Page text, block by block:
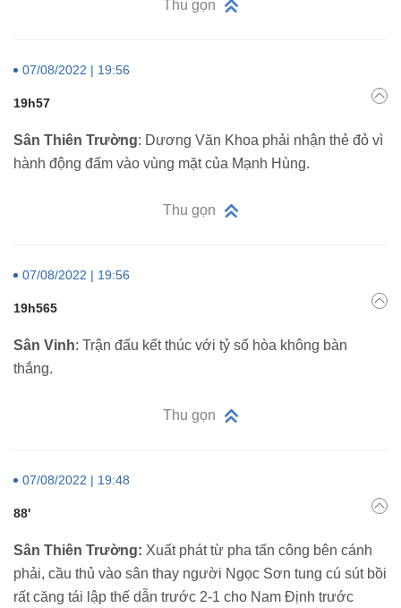
Thu gọn
07/08/2022 | 19:56
19h57
Sân Thiên Trường: Dương Văn Khoa phải nhận thẻ đỏ vì
hành động đấm vào vùng mặt của Mạnh Hùng.
Thu gọn
07/08/2022 | 19:56
19h565
Sân Vinh: Trận đấu kết thúc với tỷ số hòa không bàn
thắng.
Thu gọn
07/08/2022 | 19:48
88'
Sân Thiên Trường: Xuất phát từ pha tấn công bên cánh
phải, cầu thủ vào sân thay người Ngọc Sơn tung cú sút bồi
rất căng tái lập thế dẫn trước 2-1 cho Nam Định trước